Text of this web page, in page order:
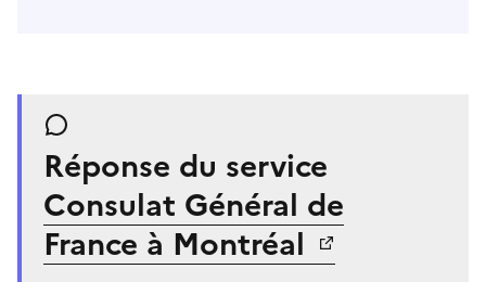
Réponse du service
Consulat Général de
France à Montréal